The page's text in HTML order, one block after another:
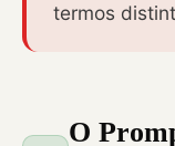
termos
O